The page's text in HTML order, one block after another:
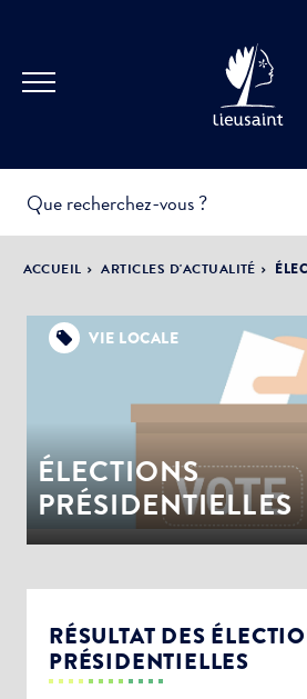
PRATIQUES &
DÉMARCHES
LA VILLE
ACCUEIL ARTICLES D'ACTUALITÉ
VIE LOCALE
ÉLECTIONS
PRÉSIDENTIELLES
RÉSULTAT DES
PRÉSIDENTIELLES